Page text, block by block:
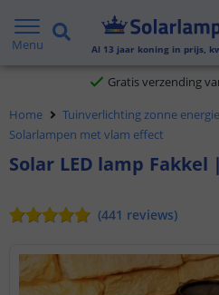
Menu Al 13 jaar koning in prijs,
Gratis verzending
Voor 23:45 uur
Home
Tuinverlichting zonne
Solarlampen met vlam effect
Solar LED lamp
(441 reviews)